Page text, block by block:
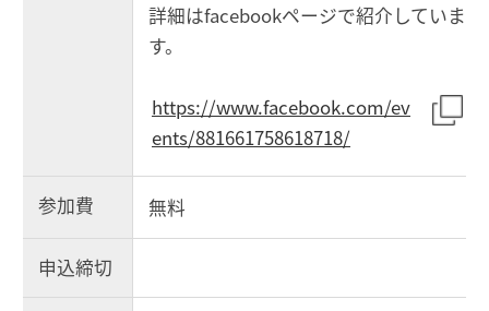
詳細はfacebookページで紹介していま
す。
https://www.facebook.com/ev
ents/881661758618718/
参加費 無料
申込締切